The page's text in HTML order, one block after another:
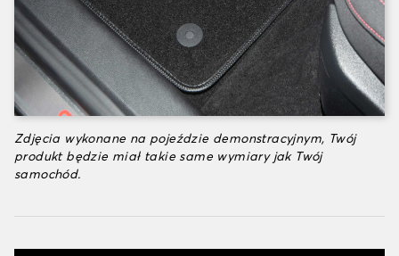
Zdjęcia wykonane na pojeździe demonstracyjnym, Twój
produkt będzie miał takie same wymiary jak Twój
samochód.